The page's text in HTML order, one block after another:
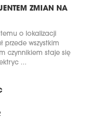
ZMIAN NA
o lokalizacji
przede wszystkim
czynnikiem staje się
...